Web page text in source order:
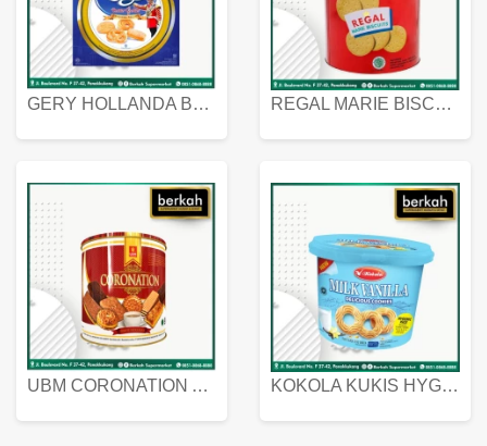
GERY HOLLANDA BUTTER COOKIES 450 GRAM REGAL MARIE BISCUIT KALENG 550 GRAM
UBM CORONATION ASSORTED BISKUIT KALENG 450 GRAM KOKOLA KUKIS HYGIENIC MILK VANILLA PACK 320 GR